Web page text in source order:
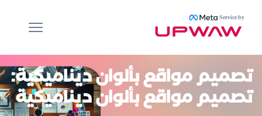
Service by
تصميم مواقع بألوان ديناميكية:
تصميم مواقع بألوان ديناميكية